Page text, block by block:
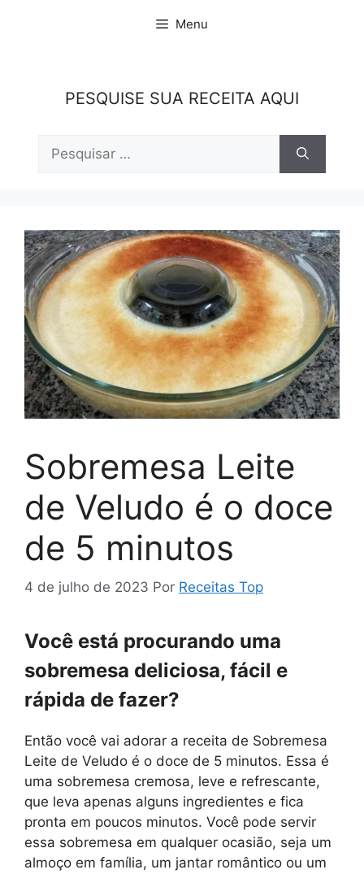
Menu
PESQUISE SUA RECEITA AQUI
por:
Sobremesa Leite
de Veludo é o doce
de 5 minutos
4 de julho de 2023 Por Receitas Top
Você está procurando uma
sobremesa deliciosa, fácil e
rápida de fazer?
Então você vai adorar a receita de Sobremesa
Leite de Veludo é o doce de 5 minutos. Essa é
uma sobremesa cremosa, leve e refrescante,
que leva apenas alguns ingredientes e fica
pronta em poucos minutos. Você pode servir
essa sobremesa em qualquer ocasião, seja um
almoço em família, um jantar romântico ou um